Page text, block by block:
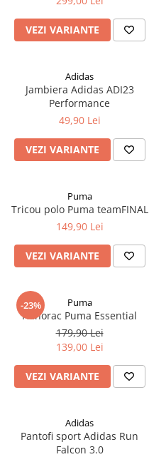
VEZI VARIANTE
Adidas
Jambiera Adidas ADI23
Performance
49,90 Lei
VEZI VARIANTE
Puma
Tricou polo Puma teamFINAL
149,90 Lei
VEZI VARIANTE
-23% Puma
Hanorac Puma Essential
179,90 Lei
139,00 Lei
VEZI VARIANTE
Adidas
Pantofi sport Adidas Run
Falcon 3.0